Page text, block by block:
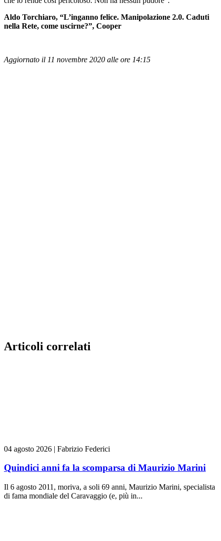
Aldo Torchiaro, “L’inganno felice. Manipolazione 2.0. Caduti
nella Rete, come uscirne?”, Cooper
Aggiornato il 11 novembre 2020 alle ore 14:15
Articoli correlati
04 agosto 2026 | Fabrizio Federici
Quindici anni fa la scomparsa di Maurizio Marini
Il 6 agosto 2011, moriva, a soli 69 anni, Maurizio Marini, specialista
di fama mondiale del Caravaggio (e, più in...